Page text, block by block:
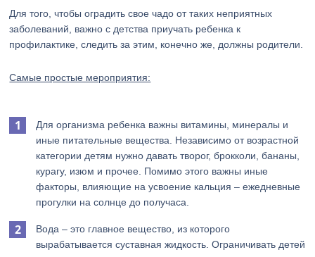
Для того, чтобы оградить свое чадо от таких неприятных
заболеваний, важно с детства приучать ребенка к
профилактике, следить за этим, конечно же, должны родители.
Самые простые мероприятия:
Для организма ребенка важны витамины, минералы и
иные питательные вещества. Независимо от возрастной
категории детям нужно давать творог, брокколи, бананы,
курагу, изюм и прочее. Помимо этого важны иные
факторы, влияющие на усвоение кальция – ежедневные
прогулки на солнце до получаса.
Вода – это главное вещество, из которого
вырабатывается суставная жидкость. Ограничивать детей